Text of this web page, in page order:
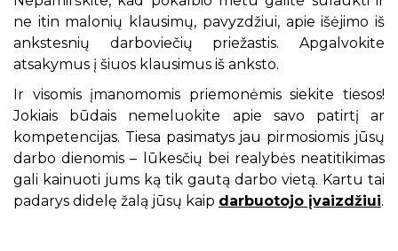
ne itin malonių klausimų, pavyzdžiui, apie išėjimo iš
ankstesnių darboviečių priežastis. Apgalvokite
atsakymus į šiuos klausimus iš anksto.
Ir visomis įmanomomis priemonėmis siekite tiesos!
Jokiais būdais nemeluokite apie savo patirtį ar
kompetencijas. Tiesa pasimatys jau pirmosiomis jūsų
darbo dienomis – lūkesčių bei realybės neatitikimas
gali kainuoti jums ką tik gautą darbo vietą. Kartu tai
padarys didelę žalą jūsų kaip darbuotojo įvaizdžiui.